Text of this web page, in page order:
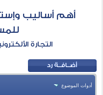
أهم أساليب
التجارة
أدوات الموضوع